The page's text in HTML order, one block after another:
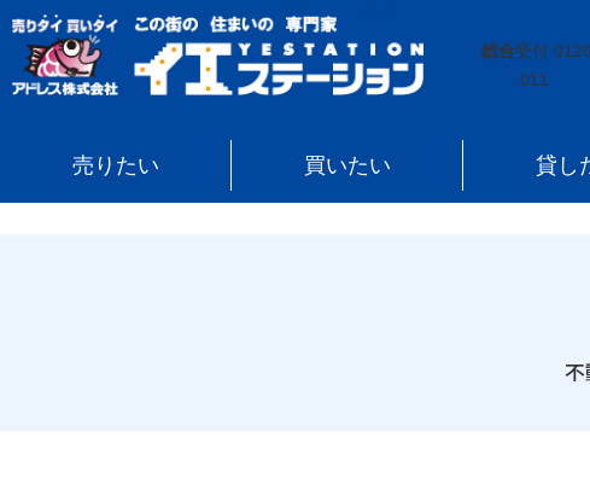
総合受付
011
売りたい 買いたい 貸し
イエステーション » 売買実績